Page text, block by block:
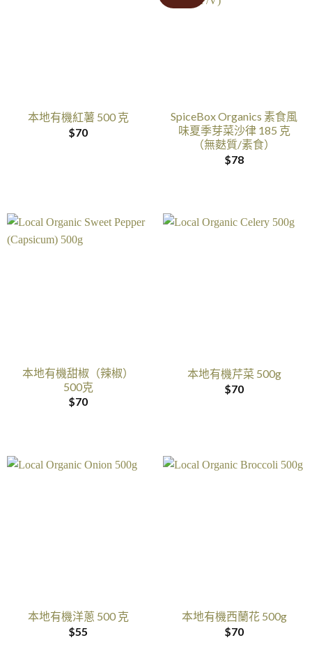
本地有機紅薯 500 克
$70
SpiceBox Organics 素食風
味夏季芽菜沙律 185 克
（無麩質/素食）
$78
本地有機甜椒（辣椒）
500克
$70
本地有機芹菜 500g
$70
本地有機洋蔥 500 克
$55
本地有機西蘭花 500g
$70